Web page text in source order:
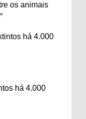
os animais
há 4.000